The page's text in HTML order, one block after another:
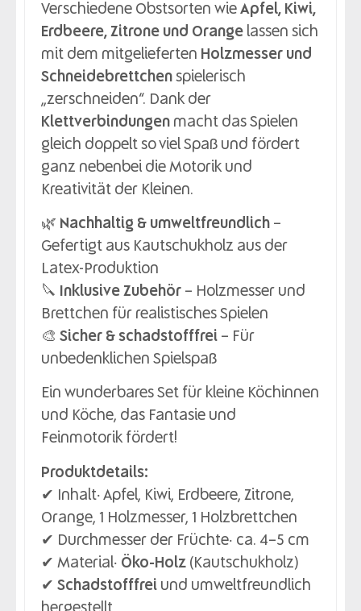
Verschiedene Obstsorten wie Apfel, Kiwi,
Erdbeere, Zitrone und Orange lassen sich
mit dem mitgelieferten Holzmesser und
Schneidebrettchen spielerisch
„zerschneiden“. Dank der
Klettverbindungen macht das Spielen
gleich doppelt so viel Spaß und fördert
ganz nebenbei die Motorik und
Kreativität der Kleinen.
🌿 Nachhaltig & umweltfreundlich –
Gefertigt aus Kautschukholz aus der
Latex-Produktion
🔪 Inklusive Zubehör – Holzmesser und
Brettchen für realistisches Spielen
🎨 Sicher & schadstofffrei – Für
unbedenklichen Spielspaß
Ein wunderbares Set für kleine Köchinnen
und Köche, das Fantasie und
Feinmotorik fördert!
Produktdetails:
✔ Inhalt: Apfel, Kiwi, Erdbeere, Zitrone,
Orange, 1 Holzmesser, 1 Holzbrettchen
✔ Durchmesser der Früchte: ca. 4–5 cm
✔ Material: Öko-Holz (Kautschukholz)
✔ Schadstofffrei und umweltfreundlich